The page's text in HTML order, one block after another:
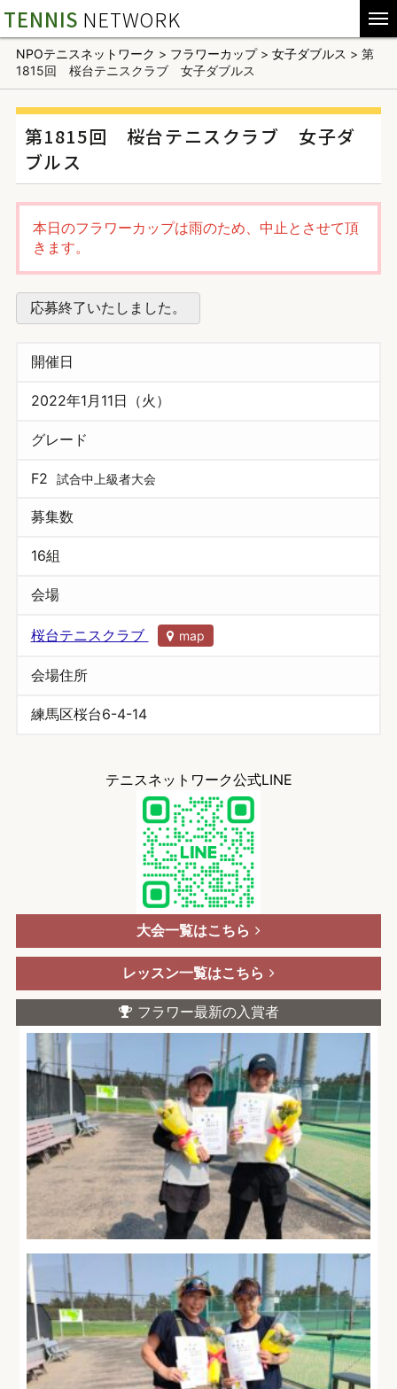
TENNIS NETWORK
NPOテニスネットワーク > フラワーカップ> 女子ダブルス > 第
1815回 桜台テニスクラブ 女子ダブルス
第1815回 桜台テニスクラブ 女子ダ
ブルス
本日のフラワーカップは雨のため、中止とさせて頂
きます。
応募終了いたしました。
開催日
2022年1月11日（火）
グレード
F2 試合中上級者大会
募集数
16組
会場
桜台テニスクラブ map
会場住所
練馬区桜台6-4-14
テニスネットワーク公式LINE
大会一覧はこちら
レッスン一覧はこちら
フラワー最新の入賞者